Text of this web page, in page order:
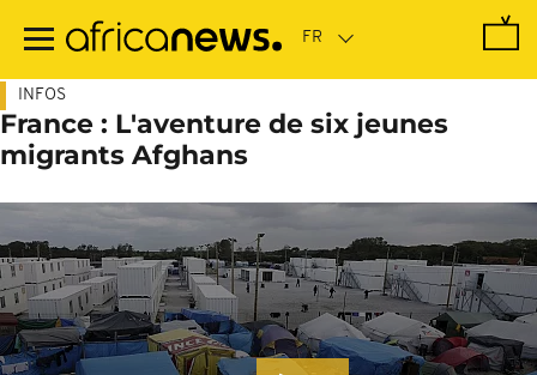
contenu
INFOS
France : L'aventure de six jeunes
migrants Afghans